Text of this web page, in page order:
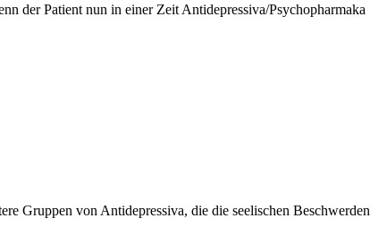
der Patient nun in einer Zeit Antidepressiva/Psychopharmaka
Gruppen von Antidepressiva, die die seelischen Beschwerden